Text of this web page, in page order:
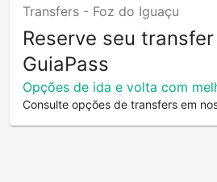
Transfers - Foz do Iguaçu
Reserve seu
GuiaPass
Opções de ida e volta com
Consulte opções de transfers em